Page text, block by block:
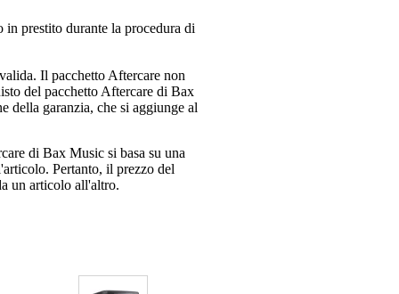
prestito durante la procedura di
Il pacchetto Aftercare non
del pacchetto Aftercare di Bax
della garanzia, che si aggiunge al
di Bax Music si basa su una
Pertanto, il prezzo del
un articolo all'altro.